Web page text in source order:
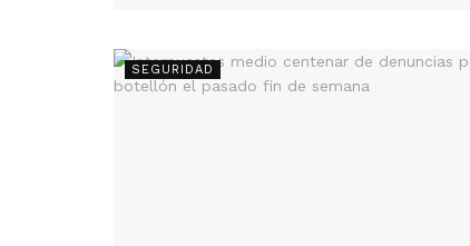
SEGURIDAD